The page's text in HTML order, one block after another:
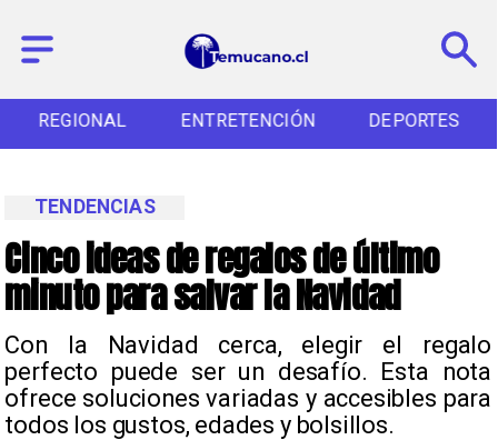
REGIONAL ENTRETENCIÓN DEPORTES
Cinco ideas de regalos de último
minuto para salvar la Navidad
Con la Navidad cerca, elegir el regalo
perfecto puede ser un desafío. Esta nota
ofrece soluciones variadas y accesibles para
todos los gustos, edades y bolsillos.
TENDENCIAS